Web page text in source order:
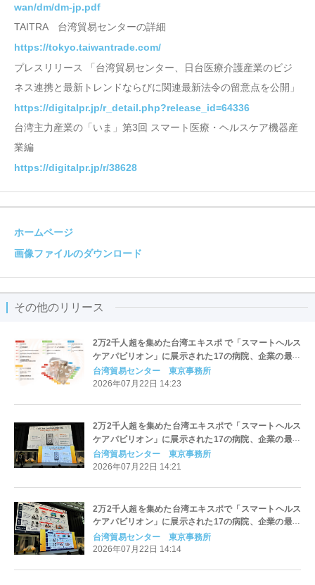
wan/dm/dm-jp.pdf
TAITRA 台湾貿易センターの詳細
https://tokyo.taiwantrade.com/
プレスリリース 「台湾貿易センター、日台医療介護産業のビジ
ネス連携と最新トレンドならびに関連最新法令の留意点を公開」
https://digitalpr.jp/r_detail.php?release_id=64336
台湾主力産業の「いま」第3回 スマート医療・ヘルスケア機器産
業編
https://digitalpr.jp/r/38628
ホームページ
画像ファイルのダウンロード
その他のリリース
2万2千人超を集めた台湾エキスポ で「スマートヘルス
ケアパビリオン」に展示された17の病院、企業の最新
ソリューションを一挙公開 （4）健康管理編
台湾貿易センター 東京事務所
2026年07月22日 14:23
2万2千人超を集めた台湾エキスポで「スマートヘルス
ケアパビリオン」に展示された17の病院、企業の最新
ソリューションを一挙公開 （3）予防・健康増進編
台湾貿易センター 東京事務所
2026年07月22日 14:21
2万2千人超を集めた台湾エキスポで「スマートヘルス
ケアパビリオン」に展示された17の病院、企業の最新
ソリューションを一挙公開 （2）シニアケア編
台湾貿易センター 東京事務所
2026年07月22日 14:14